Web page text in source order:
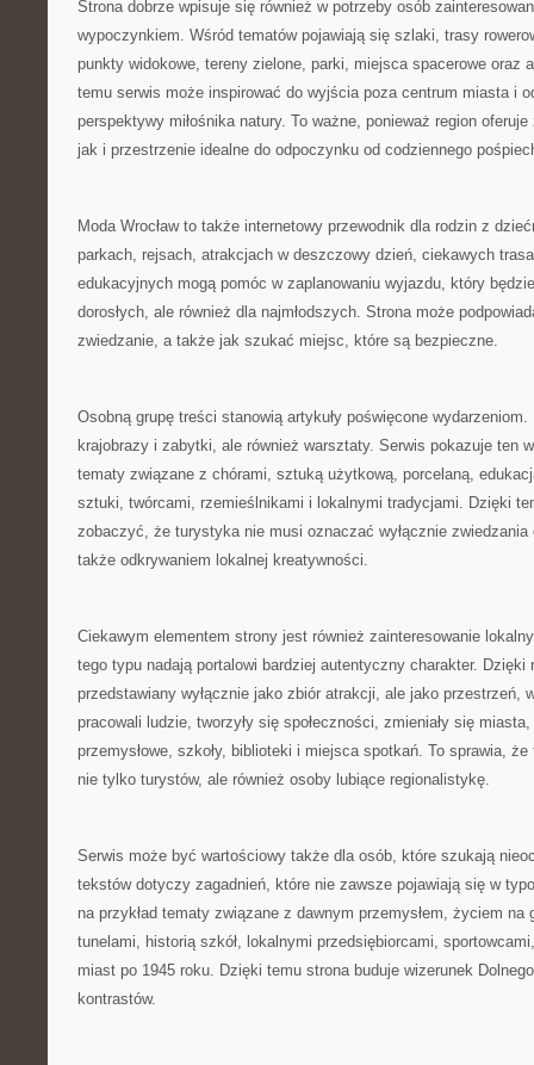
Strona dobrze wpisuje się również w potrzeby osób
wypoczynkiem. Wśród tematów pojawiają się szlaki, trasy
punkty widokowe, tereny zielone, parki, miejsca spacerowe oraz
temu serwis może inspirować do wyjścia poza centrum miasta i
perspektywy miłośnika natury. To ważne, ponieważ region
jak i przestrzenie idealne do odpoczynku od codziennego
Moda Wrocław to także internetowy przewodnik dla rodzin z
parkach, rejsach, atrakcjach w deszczowy dzień, ciekawych
edukacyjnych mogą pomóc w zaplanowaniu wyjazdu, który
dorosłych, ale również dla najmłodszych. Strona może
zwiedzanie, a także jak szukać miejsc, które są bezpieczne.
Osobną grupę treści stanowią artykuły poświęcone
krajobrazy i zabytki, ale również warsztaty. Serwis pokazuje ten
tematy związane z chórami, sztuką użytkową, porcelaną,
sztuki, twórcami, rzemieślnikami i lokalnymi tradycjami. Dzięki
zobaczyć, że turystyka nie musi oznaczać wyłącznie
także odkrywaniem lokalnej kreatywności.
Ciekawym elementem strony jest również zainteresowanie
tego typu nadają portalowi bardziej autentyczny charakter.
przedstawiany wyłącznie jako zbiór atrakcji, ale jako przestrzeń,
pracowali ludzie, tworzyły się społeczności, zmieniały się miasta,
przemysłowe, szkoły, biblioteki i miejsca spotkań. To sprawia,
nie tylko turystów, ale również osoby lubiące regionalistykę.
Serwis może być wartościowy także dla osób, które szukają
tekstów dotyczy zagadnień, które nie zawsze pojawiają się w
na przykład tematy związane z dawnym przemysłem, życiem na
tunelami, historią szkół, lokalnymi przedsiębiorcami,
miast po 1945 roku. Dzięki temu strona buduje wizerunek
kontrastów.